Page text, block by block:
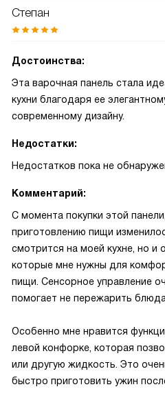
Степан
Достоинства:
Эта варочная панель стала
кухни благодаря ее
современному дизайну.
Недостатки:
Недостатков пока не
Комментарий:
С момента покупки этой
приготовлению пищи
смотрится на моей кухне, но и
которые мне нужны для
пищи. Сенсорное управление
помогает не пережарить
Особенно мне нравится
левой конфорке, которая
или другую жидкость. Это
быстро приготовить ужин